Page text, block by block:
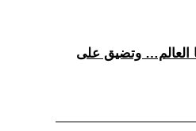
العالم… وتضيق على